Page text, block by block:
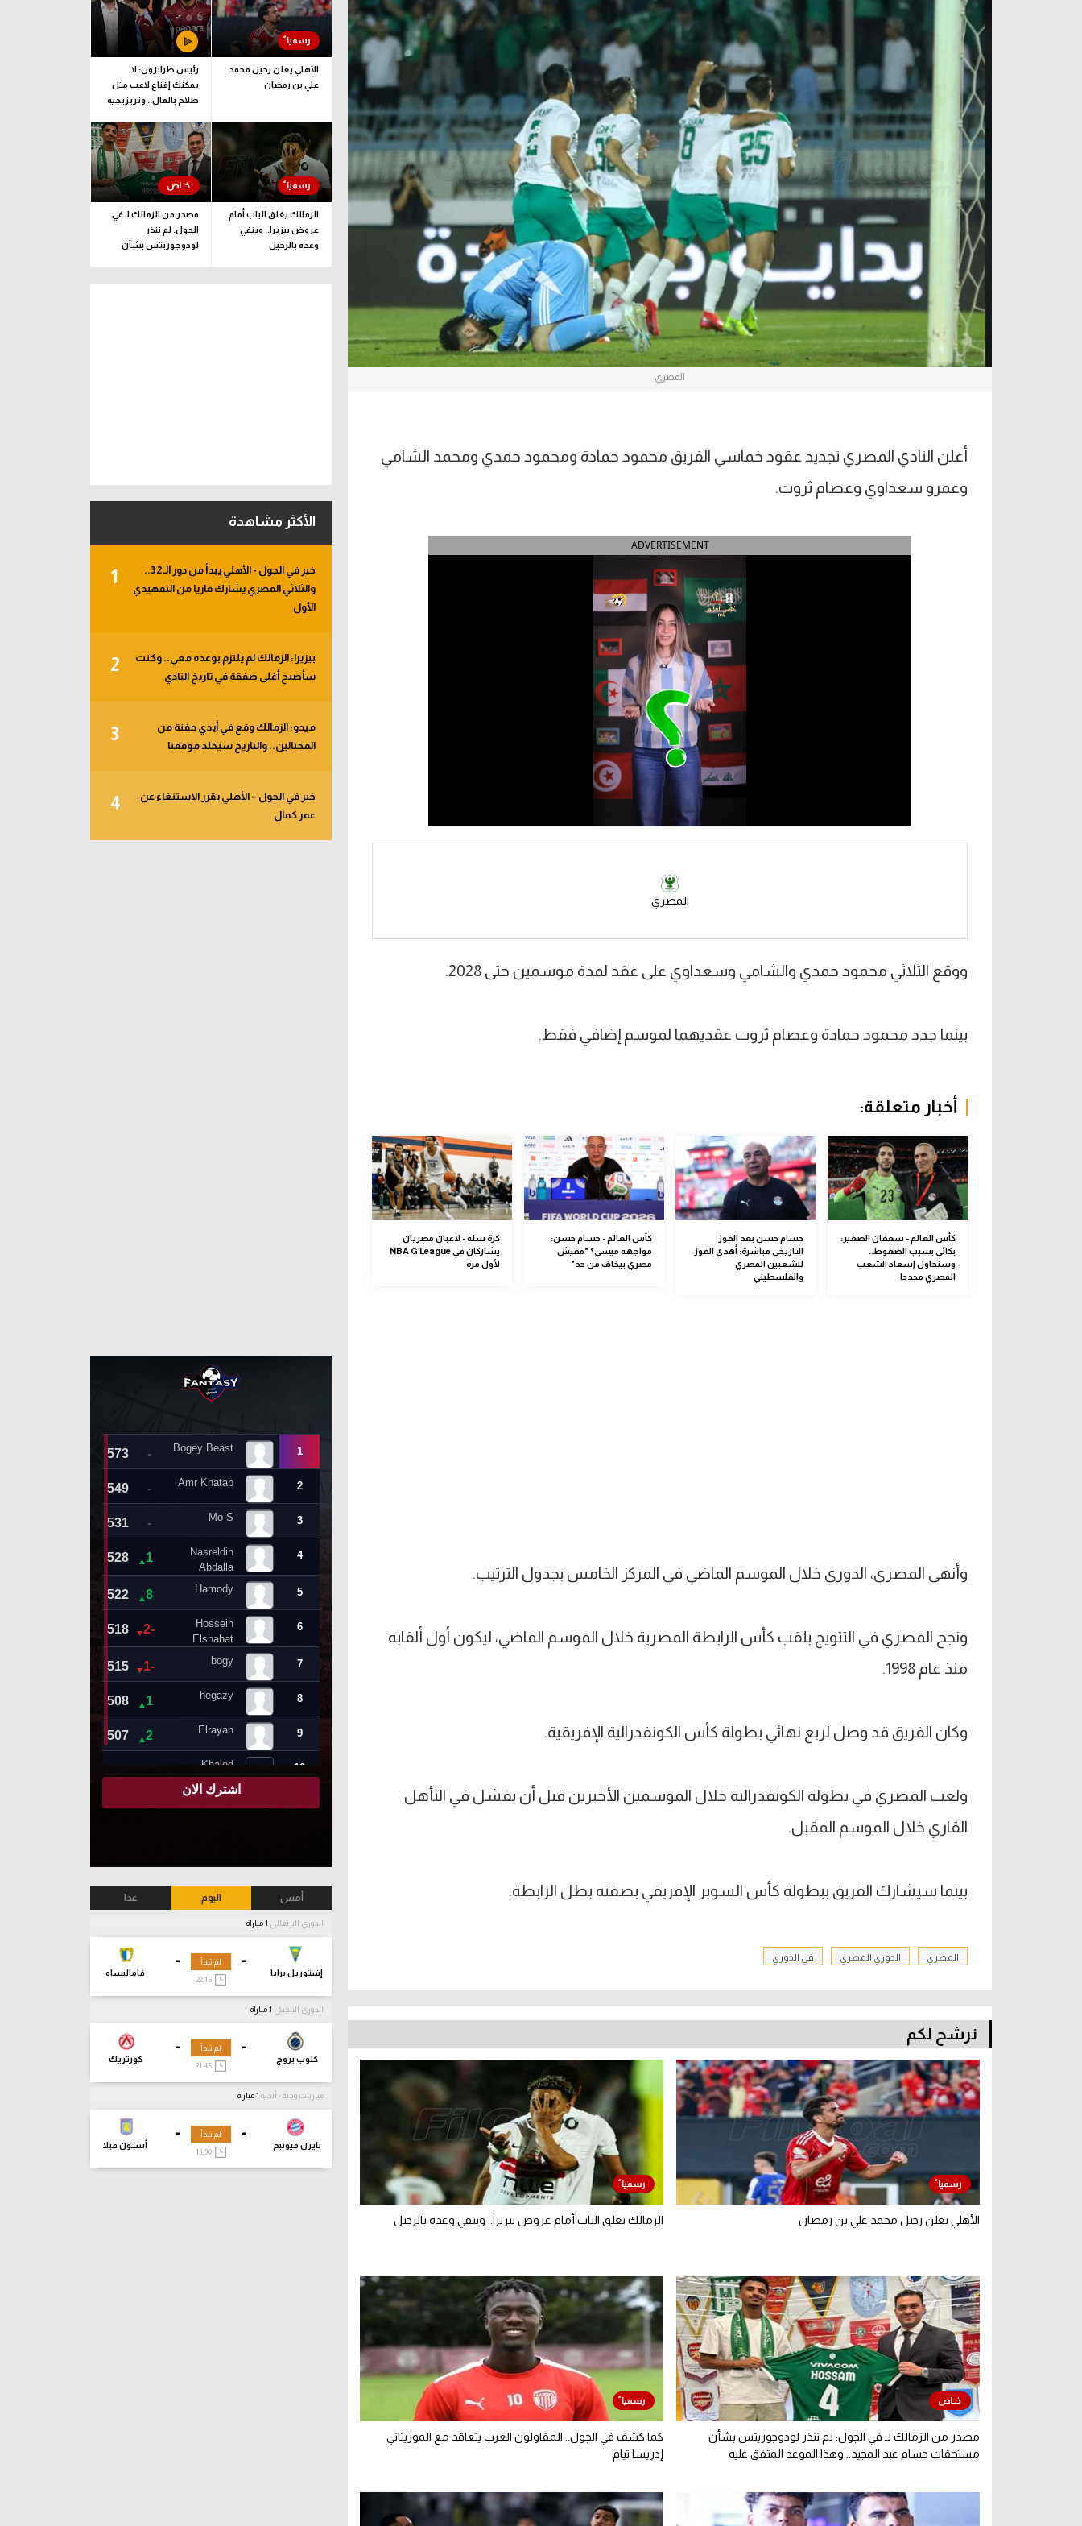
آراء حرة
ركن الألعاب
الدوري السعودي للمحترفين
دوري أبطال أوروبا
دوري أبطال إفريقيا
كل البطولات
دوري أبطال أوروبا
القسم الثاني
رياضات أخرى
آسيا
أمريكا
المصري
أعلن النادي المصري تجديد عقود خماسي الفريق محمود حمادة ومحمود حمدي ومحمد الشامي
وعمرو سعداوي وعصام ثروت.
ADVERTISEMENT
المصري
ووقع الثلاثي محمود حمدي والشامي وسعداوي على عقد لمدة موسمين حتى 2028.
بينما جدد محمود حمادة وعصام ثروت عقديهما لموسم إضافي فقط.
أخبار متعلقة:
كأس العالم - سعفان الصغير:
بكائي بسبب الضغوط..
وسنحاول إسعاد الشعب
المصري مجددا
حسام حسن بعد الفوز
التاريخي مباشرة: أهدي الفوز
للشعبين المصري
والفلسطيني
كأس العالم - حسام حسن:
مواجهة ميسي؟ "مفيش
مصري بيخاف من حد"
كرة سلة - لاعبان مصريان
يشاركان في NBA G League
لأول مرة
وأنهى المصري، الدوري خلال الموسم الماضي في المركز الخامس بجدول الترتيب.
ونجح المصري في التتويج بلقب كأس الرابطة المصرية خلال الموسم الماضي، ليكون أول ألقابه
منذ عام 1998.
وكان الفريق قد وصل لربع نهائي بطولة كأس الكونفدرالية الإفريقية.
ولعب المصري في بطولة الكونفدرالية خلال الموسمين الأخيرين قبل أن يفشل في التأهل
القاري خلال الموسم المقبل.
بينما سيشارك الفريق ببطولة كأس السوبر الإفريقي بصفته بطل الرابطة.
المصري الدوري المصري في الدوري
نرشح لكم
الأهلي يعلن رحيل محمد علي بن رمضان الزمالك يغلق الباب أمام عروض بيزيرا.. وينفي وعده بالرحيل
مصدر من الزمالك لـ في الجول: لم ننذر لودوجوريتس بشأن
مستحقات حسام عبد المجيد.. وهذا الموعد المتفق عليه
كما كشف في الجول.. المقاولون العرب يتعاقد مع الموريتاني
إدريسا تيام
الأهلي يعلن رحيل محمد
علي بن رمضان
رئيس طرابزون: لا
يمكنك إقناع لاعب مثل
صلاح بالمال.. وتريزيجيه
الزمالك يغلق الباب أمام
عروض بيزيرا.. وينفي
وعده بالرحيل
مصدر من الزمالك لـ في
الجول: لم ننذر
لودوجوريتس بشأن
الأكثر مشاهدة
1
خبر في الجول - الأهلي يبدأ من دور الـ 32..
والثلاثي المصري يشارك قاريا من التمهيدي
الأول
2
بيزيرا: الزمالك لم يلتزم بوعده معي.. وكنت
سأصبح أغلى صفقة في تاريخ النادي
3
ميدو: الزمالك وقع في أيدي حفنة من
المحتالين.. والتاريخ سيخلد موقفنا
4
خبر في الجول – الأهلي يقرر الاستنغاء عن
عمر كمال
أمس اليوم غدا
الدوري البرتغالي
-
إشتوريل برايا
-
فاماليساو
لم تبدأ
22:15
الدوري البلجيكي
-
كلوب بروج
-
كورتريك
لم تبدأ
مباريات ودية - أندية
-
بايرن ميونيخ
-
أستون فيلا
لم تبدأ